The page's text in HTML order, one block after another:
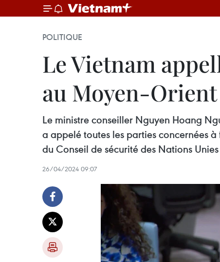
POLITIQUE
Le Vietnam
au Moyen-Orient
Le ministre conseiller Nguyen Hoang
a appelé toutes les parties concernées
du Conseil de sécurité des Nations
26/04/2024 09:07